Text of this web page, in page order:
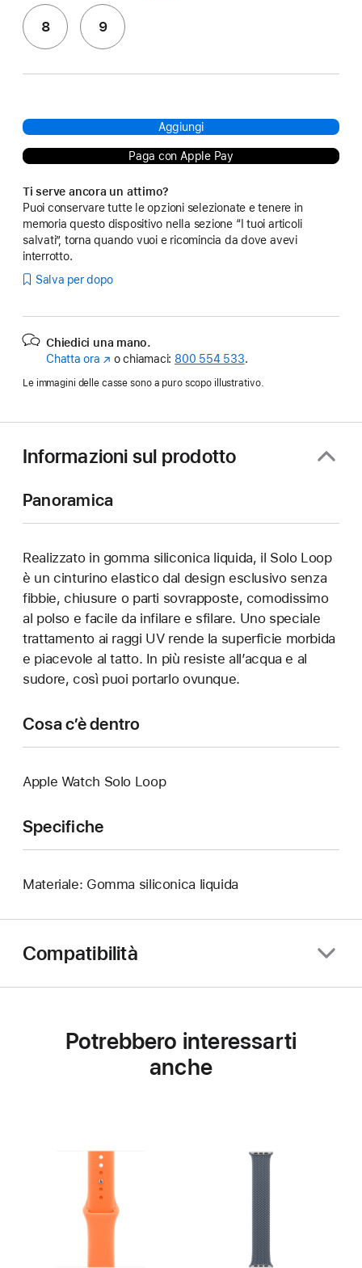
8 9
Aggiungi
Paga con Apple Pay
Ti serve ancora un attimo?
Puoi conservare tutte le opzioni selezionate e tenere in
memoria questo dispositivo nella sezione “I tuoi articoli
salvati”, torna quando vuoi e ricomincia da dove avevi
interrotto.
Salva per dopo
Chiedici una mano.
Chatta ora (Si
nuova
o chiamaci: 800 554 533.
Le immagini delle casse sono a puro scopo illustrativo.
Informazioni sul prodotto
Panoramica
Realizzato in gomma siliconica liquida, il Solo Loop
è un cinturino elastico dal design esclusivo senza
fibbie, chiusure o parti sovrapposte, comodissimo
al polso e facile da infilare e sfilare. Uno speciale
trattamento ai raggi UV rende la superficie morbida
e piacevole al tatto. In più resiste all’acqua e al
sudore, così puoi portarlo ovunque.
Cosa c’è dentro
Apple Watch Solo Loop
Specifiche
Materiale: Gomma siliconica liquida
Compatibilità
Potrebbero interessarti
anche